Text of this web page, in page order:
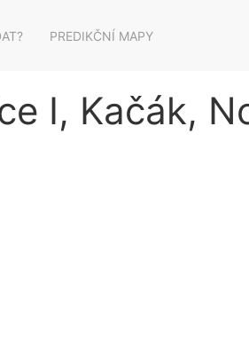
PREDIKČNÍ MAPY
I, Kačák,